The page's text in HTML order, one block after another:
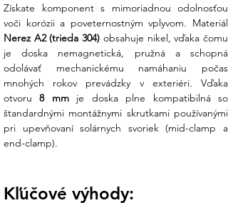
Technické špecifikácie:
V Ensun kladieme dôraz na certifikované
komponenty, ktoré chránia vašu investíciu:
Parame
ter
Hodnota
Typ
Uzemňovacia doska (Modul 1)
MateriáNerezová oceľ (A2 / AISI 304)
ibilita
rámov PV panelov
Získate komponent s mimoriadnou odolnosťou
Nerez A2 (trieda 304) obsahuje nikel, vďaka čomu
je doska nemagnetická, pružná a schopná
odolávať mechanickému namáhaniu počas
mnohých rokov prevádzky v exteriéri. Vďaka
otvoru 8 mm je doska plne kompatibilná so
štandardnými montážnymi skrutkami používanými
pri upevňovaní solárnych svoriek (mid-clamp a
end-clamp).
Kľúčové výhody: